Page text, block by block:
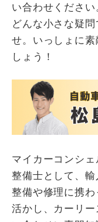
い合わせください
どんな小さな疑
せ。いっしょに
しょう！
マイカーコンシ
整備士として、
整備や修理に携
活かし、カーリ